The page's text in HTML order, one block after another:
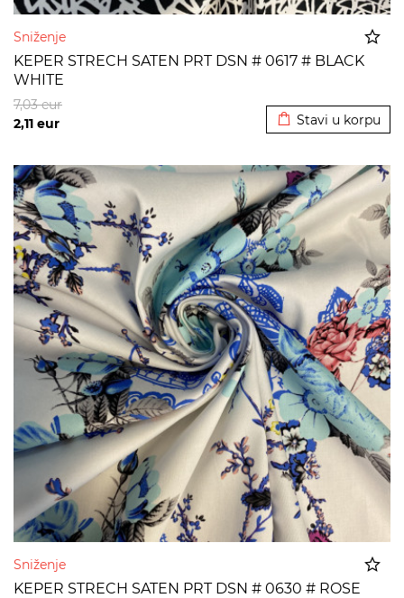
Sniženje
KEPER STRECH SATEN PRT DSN # 0617 # BLACK
WHITE
2,11 eur
7,03eur
Stavi u korpu
Sniženje
KEPER STRECH SATEN PRT DSN # 0630 # ROSE